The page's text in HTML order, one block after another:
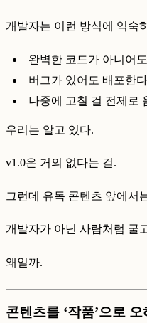
개발자는 이런 방식에 익숙
완벽한 코드가 아니어
버그가 있어도 배포한다
나중에 고칠 걸 전제로
우리는 알고 있다.
v1.0은 거의 없다는 걸.
그런데 유독 콘텐츠 앞에서
개발자가 아닌 사람처럼 굴
왜일까.
콘텐츠를 ‘작품’으로